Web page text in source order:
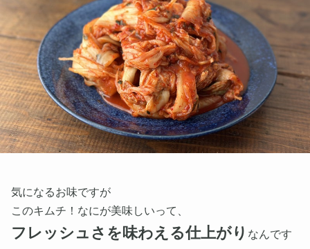
気になるお味ですが
このキムチ！なにが美味しいって、
フレッシュさを味わえる仕上がり なんです